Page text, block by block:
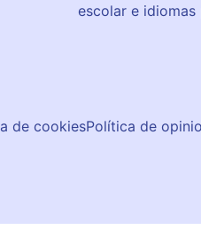
escolar e idiomas
de cookiesPolítica de